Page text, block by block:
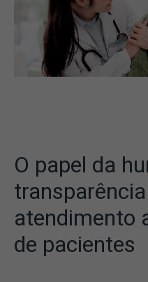
O papel da
atendimento
de pacientes